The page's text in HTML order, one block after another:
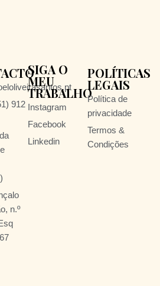
912
n.º
SIGA O
MEU
TRABALHO
Instagram
Facebook
Linkedin
POLÍTICAS
LEGAIS
Política de
privacidade
Termos &
Condições